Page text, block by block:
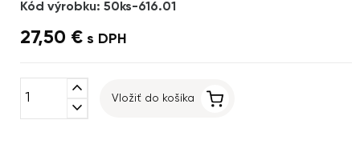
Kód výrobku: 50ks-616.01
27,50 € s DPH
expand_less
expand_more
Vložiť do košíka